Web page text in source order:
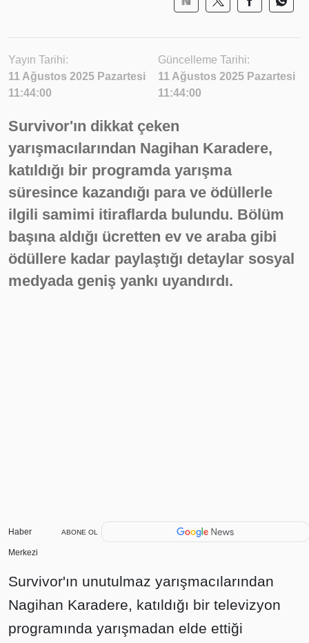
Yayın Tarihi:
11 Ağustos 2025 Pazartesi
11:44:00
Güncelleme Tarihi:
11 Ağustos 2025 Pazartesi
11:44:00
Survivor'ın dikkat çeken
yarışmacılarından Nagihan Karadere,
katıldığı bir programda yarışma
süresince kazandığı para ve ödüllerle
ilgili samimi itiraflarda bulundu. Bölüm
başına aldığı ücretten ev ve araba gibi
ödüllere kadar paylaştığı detaylar sosyal
medyada geniş yankı uyandırdı.
Haber
Merkezi
ABONE OL
Survivor'ın unutulmaz yarışmacılarından
Nagihan Karadere, katıldığı bir televizyon
programında yarışmadan elde ettiği